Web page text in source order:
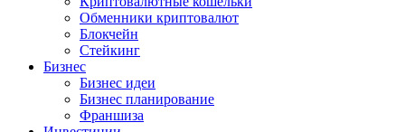
Обменники криптовалют
Блокчейн
Стейкинг
Бизнес
Бизнес идеи
Бизнес планирование
Франшиза